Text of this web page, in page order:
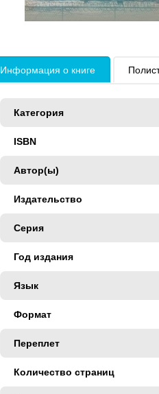
Информация о книге
Категория
ISBN
Автор(ы)
Издательство
Серия
Год издания
Язык
Формат
Переплет
Количество страниц